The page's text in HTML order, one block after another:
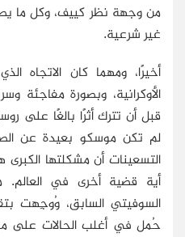
من وجهة نظر كييف، وكل ما
غير شرعية.
أخيرًا، ومهما كان الاتجاه
الأوكرانية، وبصورة مفاجئة
قبل أن تترك أثرًا بالغًا على
لم تكن موسكو بعيدة عن
التسعينات أن مشكلتها
أية قضية أخرى في العالم.
السوفيتي السابق، وُوجِهت
حُمل في أغلب الحالات على